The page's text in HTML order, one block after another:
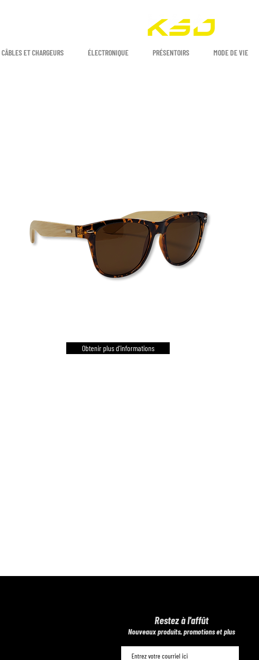
CÂBLES ET CHARGEURS ÉLECTRONIQUE PRÉSENTOIRS MODE DE VIE
Obtenir plus d'informations
Restez à l'affût
​Nouveaux produits, promotions et plus